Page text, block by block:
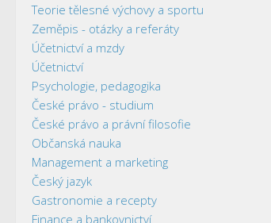
Teorie tělesné výchovy a sportu
Zeměpis - otázky a referáty
Účetnictví a mzdy
Účetnictví
Psychologie, pedagogika
České právo - studium
České právo a právní filosofie
Občanská nauka
Management a marketing
Český jazyk
Gastronomie a recepty
Finance a bankovnictví